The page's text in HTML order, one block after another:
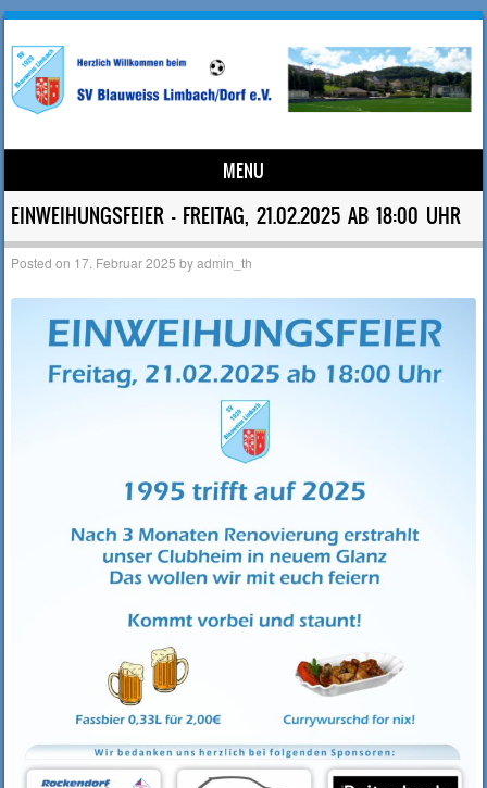
MENU
Skip to content
EINWEIHUNGSFEIER – FREITAG, 21.02.2025 AB 18:00 UHR
Posted on 17. Februar 2025 byadmin_th